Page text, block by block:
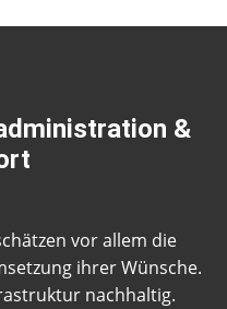
&
vor allem die
ihrer Wünsche.
nachhaltig.